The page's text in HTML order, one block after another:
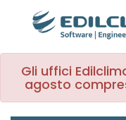
Gli uffici
agosto